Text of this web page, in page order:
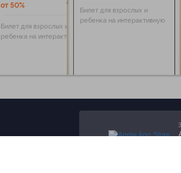
Билет для взрослых и
ребенка на интерактивную
от 50%
Билет для взрослых и
ребенка на интерактивную